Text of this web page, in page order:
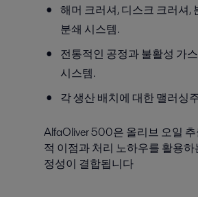
해머 크러셔, 디스크 크러셔,
분쇄 시스템.
전통적인 공정과 불활성 가
시스템.
각 생산 배치에 대한 맬러싱
AlfaOliver 500은 올리브 오일
적 이점과 처리 노하우를 활용
정성이 결합됩니다